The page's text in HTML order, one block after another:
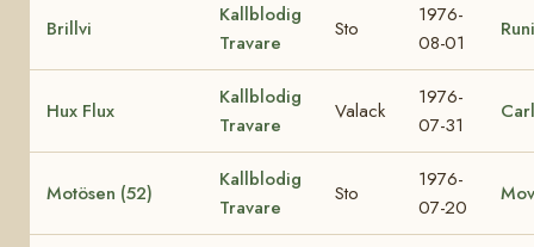
Brillvi
Kallblodig
Travare
Sto
1976-
08-01
Hux Flux
Kallblodig
Travare
Valack
1976-
07-31
Motösen (52)
Kallblodig
Travare
Sto
1976-
07-20